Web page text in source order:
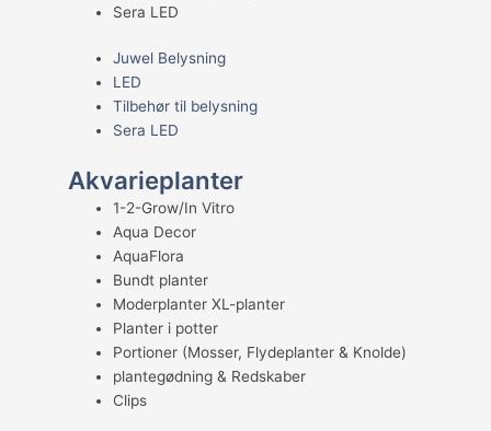
Sera LED
Juwel Belysning
LED
Tilbehør til belysning
Sera LED
Akvarieplanter
1-2-Grow/In Vitro
Aqua Decor
AquaFlora
Bundt planter
Moderplanter XL-planter
Planter i potter
Portioner (Mosser, Flydeplanter & Knolde)
plantegødning & Redskaber
Clips